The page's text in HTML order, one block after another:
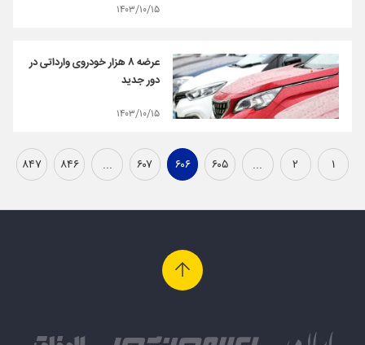
۱۴۰۳/۱۰/۱۵
عرضه ۸ هزار خودروی وارداتی در
دور جدید
۱۴۰۳/۱۰/۱۵
۱ ۲ ... ۶۰۵ ۶۰۶ ۶۰۷ ... ۸۴۶ ۸۴۷